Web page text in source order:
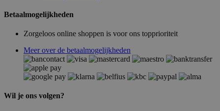
Betaalmogelijkheden
Zorgeloos online shoppen is voor ons topprioriteit
Meer over de betaalmogelijkheden
Wil je ons volgen?